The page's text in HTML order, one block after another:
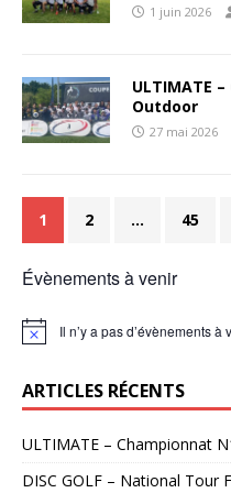
1 juin 2026
ULTIMATE
Outdoor
27 mai 2026
1 2 … 45
Évènements à venir
N
i
c
Il n’y a pas d’évènements à
ARTICLES RÉCENTS
ULTIMATE – Championnat
DISC GOLF – National Tour